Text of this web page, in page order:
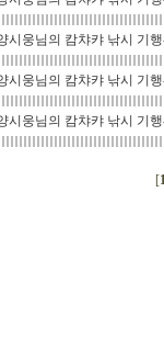
시웅님의 캄챠캬 낚시 기
시웅님의 캄챠캬 낚시 기
시웅님의 캄챠캬 낚시 기
[